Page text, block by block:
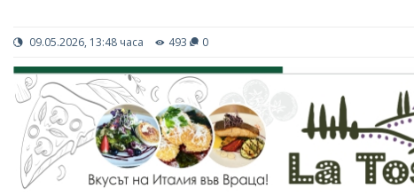
09.05.2026, 13:48 часа 493 0